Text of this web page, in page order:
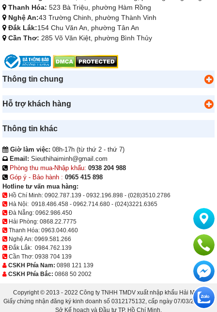
Thanh Hóa: 523 Bà Triệu, phường Hàm Rồng
Nghệ An:43 Trường Chinh, phường Thành Vinh
Đắk Lắk:154 Chu Văn An, phường Tân An
Cần Thơ: 285 Võ Văn Kiệt, phường Bình Thủy
Thông tin chung
Hỗ trợ khách hàng
Thông tin khác
Giờ làm việc: 08h-17h (từ thứ 2 - thứ 7)
Email: Sieuthihaiminh@gmail.com
Phòng thu mua-Nhập khẩu: 0938 204 988
Góp ý - Bảo hành : 0965 415 898
Hotline tư vấn mua hàng:
Hồ Chí Minh: 0902.787.139 - 0932.196.898 - (028)3510.2786
Hà Nội: 0918.486.458 - 0962.714.680 - (024)3221.6365
Đà Nẵng: 0962.986.450
Hải Phòng: 0868.22.7775
Thanh Hóa: 0963.040.460
Nghệ An: 0969.581.266
Đắk Lắk: 0984.762.139
Cần Thơ: 0938 704 139
CSKH Phía Nam: 0898 121 139
CSKH Phía Bắc: 0868 50 2002
Copyright © 2013 - 2022 Công ty TNHH TMDV xuất nhập khẩu Hải Minh.
Giấy chứng nhận đăng ký kinh doanh số 0312175132, cấp ngày 07/03/2013 bởi
Sở Kế hoạch và Đầu tư TP. Hồ Chí Minh.